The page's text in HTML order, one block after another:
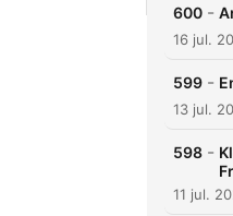
600 -
16 jul.
599 -
13 jul.
598 -
11 jul.